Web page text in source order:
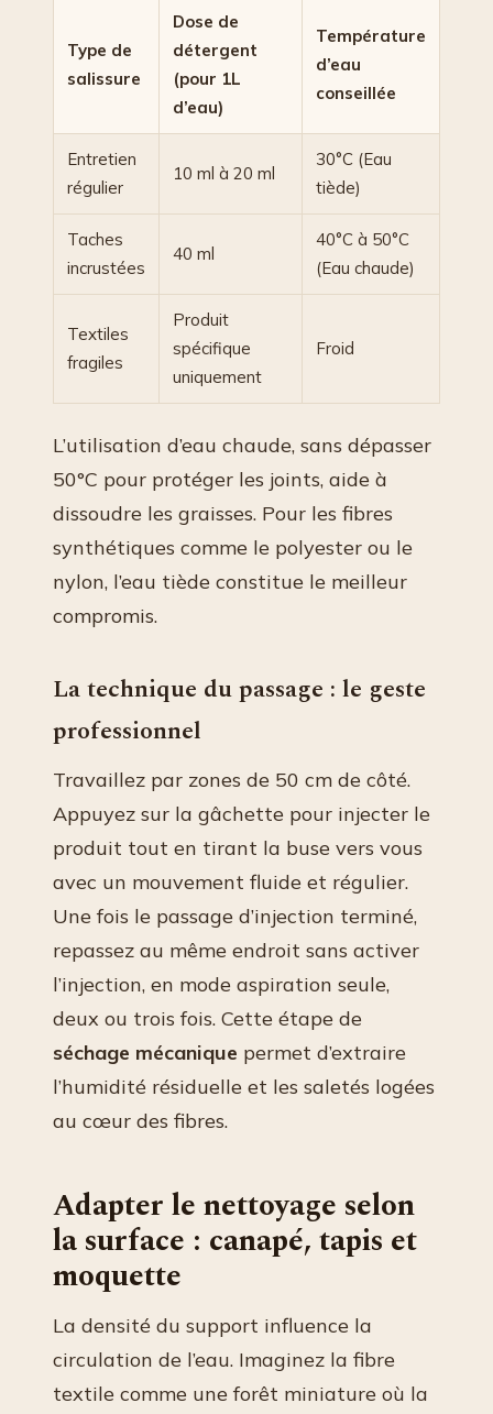
Type de
salissure
Dose de
détergent
(pour 1L
d’eau)
Température
d’eau
conseillée
Entretien
régulier
10 ml à 20 ml
30°C (Eau
tiède)
Taches
incrustées
40 ml
40°C à 50°C
(Eau chaude)
Textiles
fragiles
Produit
spécifique
uniquement
Froid
L’utilisation d’eau chaude, sans dépasser
50°C pour protéger les joints, aide à
dissoudre les graisses. Pour les fibres
synthétiques comme le polyester ou le
nylon, l’eau tiède constitue le meilleur
compromis.
La technique du passage : le geste
professionnel
Travaillez par zones de 50 cm de côté.
Appuyez sur la gâchette pour injecter le
produit tout en tirant la buse vers vous
avec un mouvement fluide et régulier.
Une fois le passage d’injection terminé,
repassez au même endroit sans activer
l’injection, en mode aspiration seule,
deux ou trois fois. Cette étape de
séchage mécanique permet d’extraire
l’humidité résiduelle et les saletés logées
au cœur des fibres.
Adapter le nettoyage selon
la surface : canapé, tapis et
moquette
La densité du support influence la
circulation de l’eau. Imaginez la fibre
textile comme une forêt miniature où la